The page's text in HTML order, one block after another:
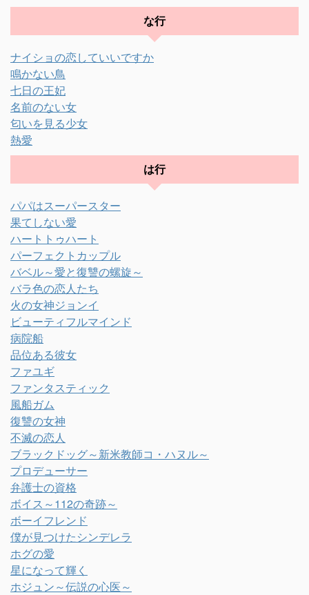
な行
ナイショの恋していいですか
鳴かない鳥
七日の王妃
名前のない女
匂いを見る少女
熱愛
は行
パパはスーパースター
果てしない愛
ハートトゥハート
パーフェクトカップル
バベル～愛と復讐の螺旋～
バラ色の恋人たち
火の女神ジョンイ
ビューティフルマインド
病院船
品位ある彼女
ファユギ
ファンタスティック
風船ガム
復讐の女神
不滅の恋人
ブラックドッグ～新米教師コ・ハヌル～
プロデューサー
弁護士の資格
ボイス～112の奇跡～
ボーイフレンド
僕が見つけたシンデレラ
ホグの愛
星になって輝く
ホジュン～伝説の心医～